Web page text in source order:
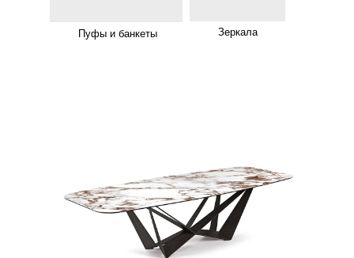
Пуфы и банкеты Зеркала